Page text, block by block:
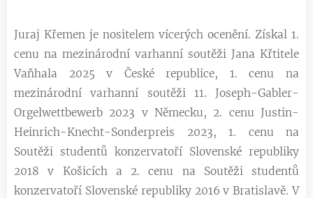
Juraj Křemen je nositelem vícerých ocenění. Získal 1.
cenu na mezinárodní varhanní soutěži Jana Křtitele
Vaňhala 2025 v České republice, 1. cenu na
mezinárodní varhanní soutěži 11. Joseph-Gabler-
Orgelwettbewerb 2023 v Německu, 2. cenu Justin-
Heinrich-Knecht-Sonderpreis 2023, 1. cenu na
Soutěži studentů konzervatoří Slovenské republiky
2018 v Košicích a 2. cenu na Soutěži studentů
konzervatoří Slovenské republiky 2016 v Bratislavě. V